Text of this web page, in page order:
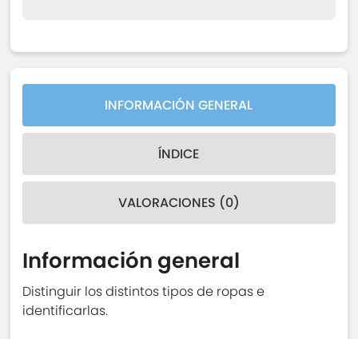
INFORMACIÓN GENERAL
ÍNDICE
VALORACIONES (0)
Información general
Distinguir los distintos tipos de ropas e
identificarlas.